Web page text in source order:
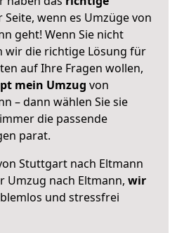
Seite, wenn es Umzüge von
geht! Wenn Sie nicht
wir die richtige Lösung für
auf Ihre Fragen wollen,
mein Umzug von
– dann wählen Sie sie
die passende
parat.
Stuttgart nach Eltmann
Umzug nach Eltmann, wir
und stressfrei